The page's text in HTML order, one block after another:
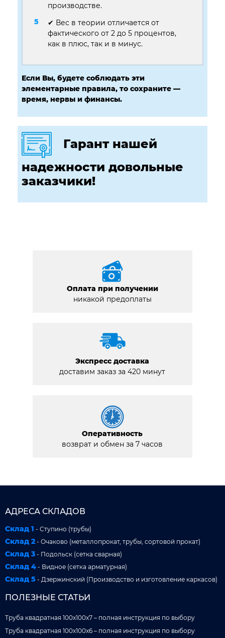
производстве.
✔ Вес в теории отличается от
фактического от 2 до 5 процентов,
как в плюс, так и в минус.
Если Вы, будете соблюдать эти
элементарные правила, то сохраните —
время, нервы и финансы.
Гарант нашей
надежности довольные
заказчики!
Оплата при получении
никакой предоплаты
Экспресс доставка
доставим заказ за 420 минут
Оперативность
возврат и обмен за 7 часов
АДРЕСА СКЛАДОВ
Склад 1 - Ступино (трубы)
Склад 2 - Очаково (металлопрокат, трубы, сортовой прокат)
Склад 3 - Подольск (сетка сварная)
Склад 4 - Видное (сетка арматурная)
Склад 5 - Дзержинский (Производство и изготовление каркасов)
ПОЛЕЗНЫЕ СТАТЬИ
Труба квадратная 100x100x7 – полная инструкция по выбору
Труба квадратная 100x100x6 – полная инструкция по выбору